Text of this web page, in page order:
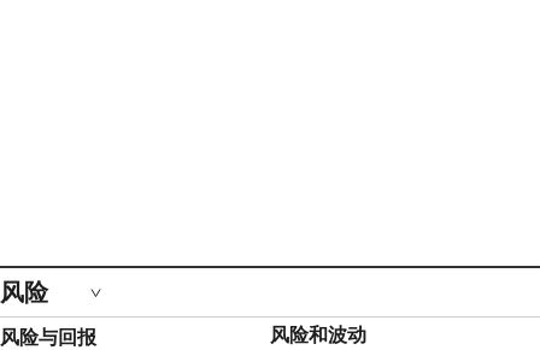
风险
风险与回报 风险和波动